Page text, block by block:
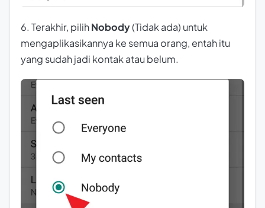
6. Terakhir, pilihNobody(Tidak ada) untuk
mengaplikasikannya ke semua orang, entah itu
yang sudah jadi kontak atau belum.